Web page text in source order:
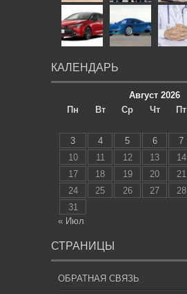
КАЛЕНДАРЬ
Август 2026
Пн
Вт Ср Чт Пт
3
4 5 6 7
10
11 12 13 14
17
18 19 20 21
24
25 26 27 28
31
« Июл
СТРАНИЦЫ
ОБРАТНАЯ СВЯЗЬ